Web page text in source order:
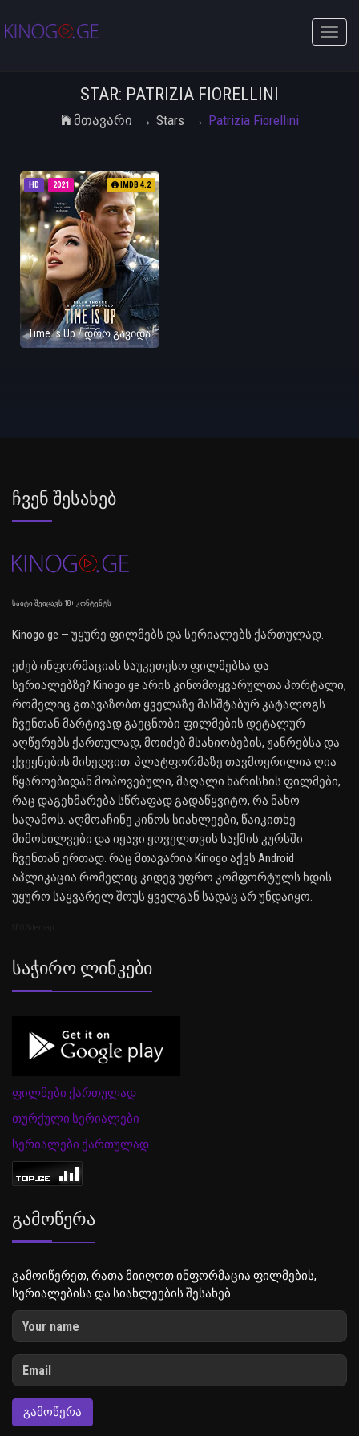
Toggle
STAR: PATRIZIA FIORELLINI
Მთავარი Stars Patrizia Fiorellini
HD 2021 IMDB 4.2
Time Is Up / დრო გავიდა
Ჩვენ Შესახებ
საიტი შეიცავს 18+ კონტენტს
Kinogo.ge — უყურე ფილმებს და სერიალებს ქართულად.
ეძებ ინფორმაციას საუკეთესო ფილმებსა და
სერიალებზე? Kinogo.ge არის კინომოყვარულთა პორტალი,
რომელიც გთავაზობთ ყველაზე მასშტაბურ კატალოგს.
ჩვენთან მარტივად გაეცნობი ფილმების დეტალურ
აღწერებს ქართულად, მოიძებ მსახიობების, ჟანრებსა და
ქვეყნების მიხედვით. პლატფორმაზე თავმოყრილია ღია
წყაროებიდან მოპოვებული, მაღალი ხარისხის ფილმები,
რაც დაგეხმარება სწრაფად გადაწყვიტო, რა ნახო
საღამოს. აღმოაჩინე კინოს სიახლეები, წაიკითხე
მიმოხილვები და იყავი ყოველთვის საქმის კურსში
ჩვენთან ერთად. რაც მთავარია Kinogo აქვს Android
აპლიკაცია რომელიც კიდევ უფრო კომფორტულს ხდის
უყურო საყვარელ შოუს ყველგან სადაც არ უნდაიყო.
Საჭირო Ლინკები
ფილმები ქართულად
თურქული სერიალები
სერიალები ქართულად
Გამოწერა
გამოიწერეთ, რათა მიიღოთ ინფორმაცია ფილმების,
სერიალებისა და სიახლეების შესახებ.
ᲒᲐᲛᲝᲬᲔᲠᲐ